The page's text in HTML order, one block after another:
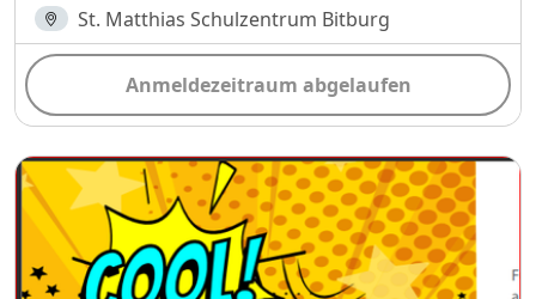
St. Matthias Schulzentrum Bitburg
Anmeldezeitraum abgelaufen